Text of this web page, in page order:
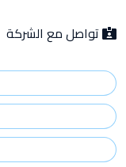
تواصل مع الشركة